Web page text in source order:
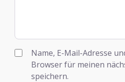
Name, E-Mail-Adresse
Browser für meinen
speichern.